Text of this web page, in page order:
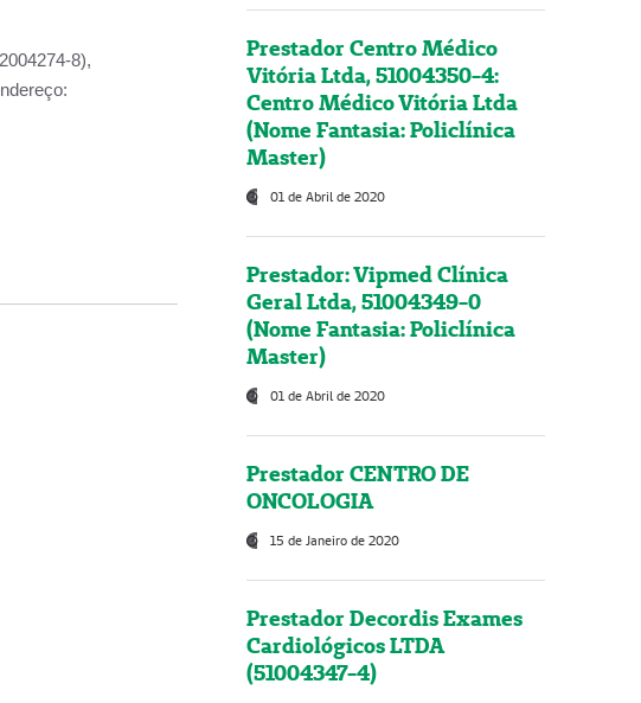
8),
Prestador Centro Médico
Vitória Ltda, 51004350-4:
Centro Médico Vitória Ltda
(Nome Fantasia: Policlínica
Master)
01 de Abril de 2020
Prestador: Vipmed Clínica
Geral Ltda, 51004349-0
(Nome Fantasia: Policlínica
Master)
01 de Abril de 2020
Prestador CENTRO DE
ONCOLOGIA
15 de Janeiro de 2020
Prestador Decordis Exames
Cardiológicos LTDA
(51004347-4)